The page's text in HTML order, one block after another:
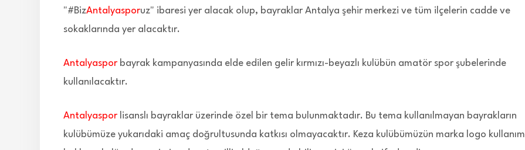
"#BizAntalyasporuz" ibaresi yer alacak olup, bayraklar Antalya şehir merkezi ve tüm ilçelerin cadde ve
sokaklarında yer alacaktır.
Antalyaspor bayrak kampanyasında elde edilen gelir kırmızı-beyazlı kulübün amatör spor şubelerinde
kullanılacaktır.
Antalyaspor lisanslı bayraklar üzerinde özel bir tema bulunmaktadır. Bu tema kullanılmayan bayrakların
kulübümüze yukarıdaki amaç doğrultusunda katkısı olmayacaktır. Keza kulübümüzün marka logo kullanım